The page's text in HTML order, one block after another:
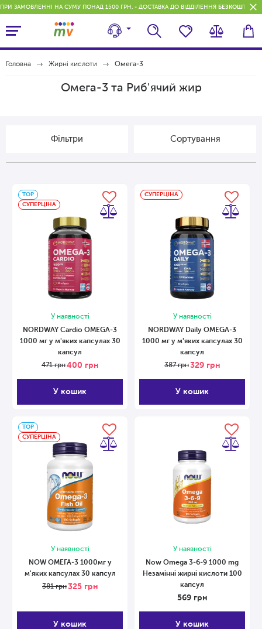
ПРИ ЗАМОВЛЕННІ НА СУМУ ПОНАД 1500 ГРН. - ДОСТАВКА ДО ВІДДІЛЕННЯ
Головна Жирні кислоти Омега-3
Омега-3 та Риб'ячий жир
Фільтри Сортування
ТОP
СУПЕРЦІНА
У наявності
NORDWAY Cardio OMEGA-3
1000 мг у м'яких капсулах 30
капсул
471грн 400 грн
У кошик
СУПЕРЦІНА
У наявності
NORDWAY Daily OMEGA-3
1000 мг у м'яких капсулах 30
капсул
387грн 329 грн
У кошик
ТОP
СУПЕРЦІНА
У наявності
NOW ОМЕГА-3 1000мг у
м'яких капсулах 30 капсул
381грн 325 грн
У кошик
У наявності
Now Omega 3-6-9 1000 mg
Незамінні жирні кислоти 100
капсул
569 грн
У кошик